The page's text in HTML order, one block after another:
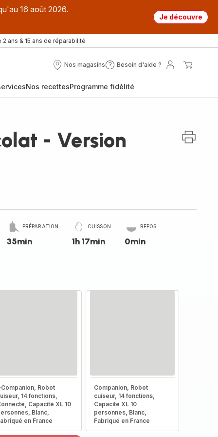
16 août 2026.
Je découvre
2 ans & 15 ans de réparabilité
Nos magasins
Nos
Besoin d'aide ?
Besoin
?
Mon
Nos recettesProgramme fidélité
- Version
PRÉPARATION
35min
CUISSON
1h 17min
REPOS
0min
Robot
14 fonctions,
Capacité XL 10
Blanc,
en France
Companion, Robot
cuiseur, 14 fonctions,
Capacité XL 10
personnes, Blanc,
Fabriqué en France